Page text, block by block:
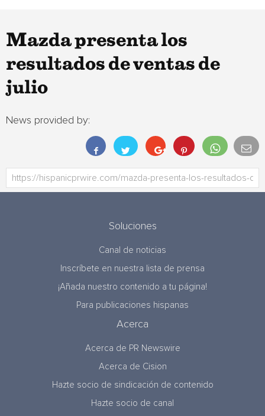
Mazda presenta los
resultados de ventas de
julio
News provided by:
Soluciones
Canal de noticias
Inscríbete en nuestra lista de prensa
¡Añada nuestro contenido a tu página!
Para publicaciones hispanas
Acerca
Acerca de PR Newswire
Acerca de Cision
Hazte socio de sindicación de contenido
Hazte socio de canal